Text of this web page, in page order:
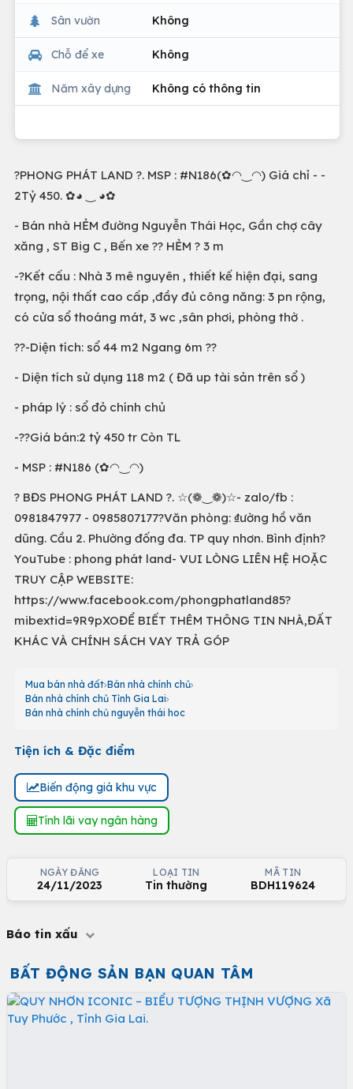
Sân vườn Không
Chỗ để xe Không
Năm xây dựng Không có thông tin
?PHONG PHÁT LAND ?. MSP : #N186(✿◠‿◠) Giá chỉ - -
2Tỷ 450. ✿◕ ‿ ◕✿
- Bán nhà HẺM đường Nguyễn Thái Học, Gần chợ cây
xăng , ST Big C , Bến xe ?? HẺM ? 3 m
-?Kết cấu : Nhà 3 mê nguyên , thiết kế hiện đại, sang
trọng, nội thất cao cấp ,đầy đủ công năng: 3 pn rộng,
có cửa sổ thoáng mát, 3 wc ,sân phơi, phòng thờ .
??-Diện tích: sổ 44 m2 Ngang 6m ??
- Diện tích sử dụng 118 m2 ( Đã up tài sản trên sổ )
- pháp lý : sổ đỏ chính chủ
-??Giá bán:2 tỷ 450 tr Còn TL
- MSP : #N186 (✿◠‿◠)
? BĐS PHONG PHÁT LAND ?. ☆(❁‿❁)☆- zalo/fb :
0981847977 - 0985807177?Văn phòng: ₫ường hồ văn
dũng. Cầu 2. Phường đống đa. TP quy nhơn. Bình định?
YouTube : phong phát land- VUI LÒNG LIÊN HỆ HOẶC
TRUY CẬP WEBSITE:
https://www.facebook.com/phongphatland85?
mibextid=9R9pXOĐỂ BIẾT THÊM THÔNG TIN NHÀ,ĐẤT
KHÁC VÀ CHÍNH SÁCH VAY TRẢ GÓP
Mua bán nhà đất Bán nhà chính chủ
Bán nhà chính chủ Tỉnh Gia Lai
Bán nhà chính chủ nguyễn thái hoc
Tiện ích & Đặc điểm
Biến động giá khu vực
Tính lãi vay ngân hàng
NGÀY ĐĂNG
24/11/2023
LOẠI TIN
Tin thường
MÃ TIN
BDH119624
Báo tin xấu
BẤT ĐỘNG SẢN BẠN QUAN TÂM